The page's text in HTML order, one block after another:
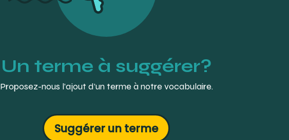
Un terme à suggérer?
Proposez-nous l’ajout d’un terme à notre vocabulaire.
Suggérer un terme